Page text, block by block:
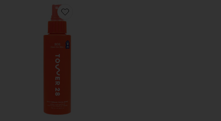
Favorite SOS 페이스 스프레이